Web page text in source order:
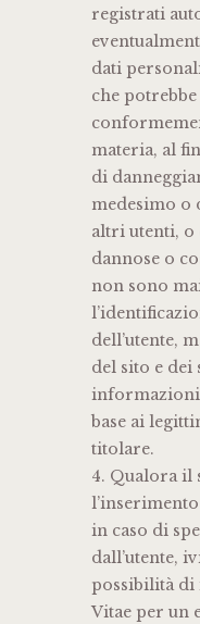
registrati
dati
che
materia, al
di
medesimo o
altri utenti, o
dannose o
non sono
dell’utente,
del sito e dei
informazioni
base ai
titolare.
4. Qualora il
in caso di
dall’utente,
possibilità
Vitae per un